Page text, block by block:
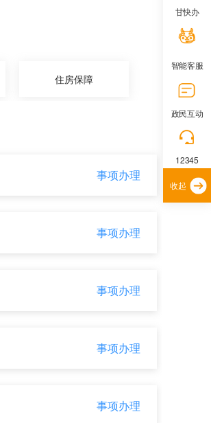
甘快办
智能客服
政民互动
12345
收起